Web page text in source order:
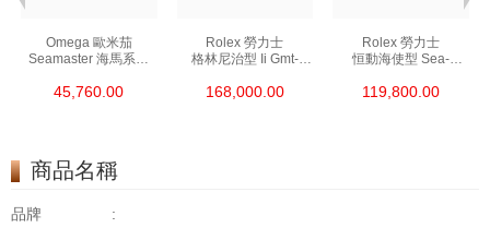
Omega 歐米茄
Seamaster 海馬系列
精鋼 Nekton Edition
45,760.00
Rolex 勞力士
格林尼治型 Ii Gmt-
0002 18kt玫瑰金/鋼
168,000.00
Rolex 勞力士
恒動海使型 Sea-
精鋼 單紅
119,800.00
商品名稱
品牌 :